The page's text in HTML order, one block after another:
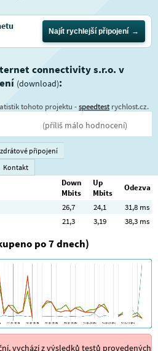
Najít rychlejší připojení
connectivity s.r.o. v
(download):
tohoto projektu -speedtestrychlost.cz.
(příliš málo hodnocení)
připojení
Kontakt
Down
Mbits
Up
Mbits
Odezva
26,7 24,1
31,8 ms
21,3 3,19 38,3 ms
po 7 dnech)
vychází z výsledků testů provedených